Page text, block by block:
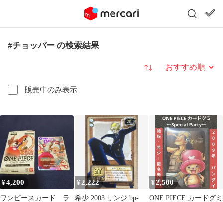
#チョッパー の検索結果
販売中のみ表示
並び替え
¥4,200
ワンピースカード ラ
¥ 2,222
希少 2003 サンジ bp-
¥2,500
ONE PIECE カードグミ